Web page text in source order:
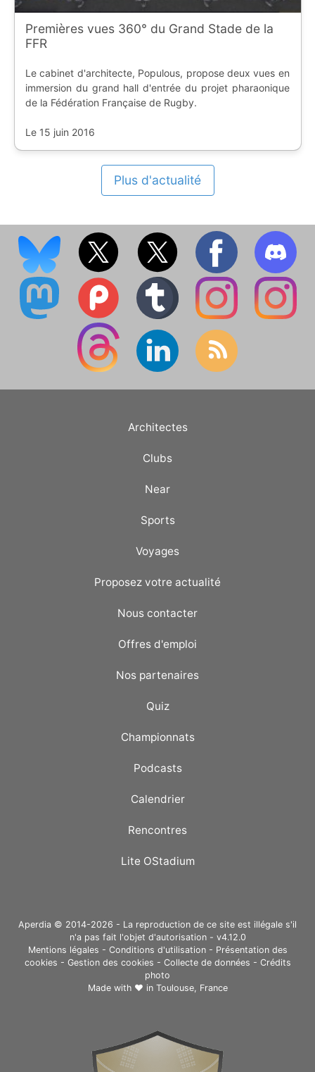
Premières vues 360° du Grand Stade de la
FFR
Le cabinet d'architecte, Populous, propose deux vues en
immersion du grand hall d'entrée du projet pharaonique
de la Fédération Française de Rugby.
Le 15 juin 2016
Plus d'actualité
Architectes
Clubs
Near
Sports
Voyages
Proposez votre actualité
Nous contacter
Offres d'emploi
Nos partenaires
Quiz
Championnats
Podcasts
Calendrier
Rencontres
Lite OStadium
Aperdia © 2014-2026 - La reproduction de ce site est illégale s'il
n'a pas fait l'objet d'autorisation - v4.12.0
Mentions légales - Conditions d'utilisation- Présentation des
cookies - Gestion des cookies - Collecte de données - Crédits
photo
Made with ❤ in Toulouse, France